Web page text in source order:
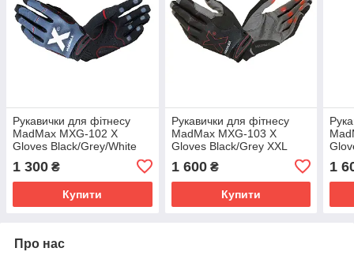
Рукавички для фітнесу
MadMax MXG-102 X
Gloves Black/Grey/White
1 300 ₴
Купити
Рукавички для фітнесу
MadMax MXG-103 X
Gloves Black/Grey XXL
1 600₴
Купити
1
Про нас